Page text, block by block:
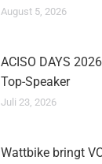
August 5, 2026
ACISO DAYS
Top-Speaker
Juli 23, 2026
Wattbike bringt